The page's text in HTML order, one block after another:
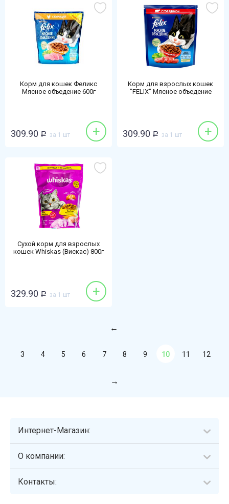
Корм для кошек Феликс
Мясное объедение 600г
309.90 Р за 1 шт +
Корм для взрослых кошек
"FELIX" Мясное объедение
309.90 Р за 1 шт +
Сухой корм для взрослых
кошек Whiskas (Вискас) 800г
329.90 Р за 1 шт +
3 4 5 6 7 8 9 10 11 12
Интернет-Магазин:
О компании:
Контакты: